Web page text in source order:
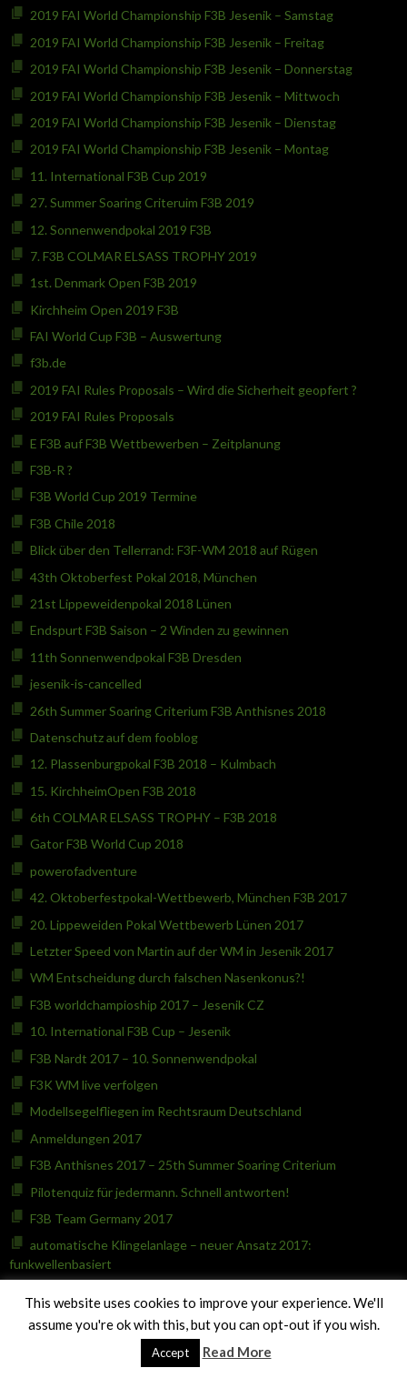
2019 FAI World Championship F3B Jesenik – Samstag
2019 FAI World Championship F3B Jesenik – Freitag
2019 FAI World Championship F3B Jesenik – Donnerstag
2019 FAI World Championship F3B Jesenik – Mittwoch
2019 FAI World Championship F3B Jesenik – Dienstag
2019 FAI World Championship F3B Jesenik – Montag
11. International F3B Cup 2019
27. Summer Soaring Criteruim F3B 2019
12. Sonnenwendpokal 2019 F3B
7. F3B COLMAR ELSASS TROPHY 2019
1st. Denmark Open F3B 2019
Kirchheim Open 2019 F3B
FAI World Cup F3B – Auswertung
f3b.de
2019 FAI Rules Proposals – Wird die Sicherheit geopfert ?
2019 FAI Rules Proposals
E F3B auf F3B Wettbewerben – Zeitplanung
F3B-R ?
F3B World Cup 2019 Termine
F3B Chile 2018
Blick über den Tellerrand: F3F-WM 2018 auf Rügen
43th Oktoberfest Pokal 2018, München
21st Lippeweidenpokal 2018 Lünen
Endspurt F3B Saison – 2 Winden zu gewinnen
11th Sonnenwendpokal F3B Dresden
jesenik-is-cancelled
26th Summer Soaring Criterium F3B Anthisnes 2018
Datenschutz auf dem fooblog
12. Plassenburgpokal F3B 2018 – Kulmbach
15. KirchheimOpen F3B 2018
6th COLMAR ELSASS TROPHY – F3B 2018
Gator F3B World Cup 2018
powerofadventure
42. Oktoberfestpokal-Wettbewerb, München F3B 2017
20. Lippeweiden Pokal Wettbewerb Lünen 2017
Letzter Speed von Martin auf der WM in Jesenik 2017
WM Entscheidung durch falschen Nasenkonus?!
F3B worldchampioship 2017 – Jesenik CZ
10. International F3B Cup – Jesenik
F3B Nardt 2017 – 10. Sonnenwendpokal
F3K WM live verfolgen
Modellsegelfliegen im Rechtsraum Deutschland
Anmeldungen 2017
F3B Anthisnes 2017 – 25th Summer Soaring Criterium
Pilotenquiz für jedermann. Schnell antworten!
F3B Team Germany 2017
automatische Klingelanlage – neuer Ansatz 2017:
funkwellenbasiert
5th Colmar Elsass Trophy F3B 2017
F3B 2017 – die Saison beginnt
This website uses cookies to improve your experience. We'll
assume you're ok with this, but you can opt-out if you wish.
Accept Read More